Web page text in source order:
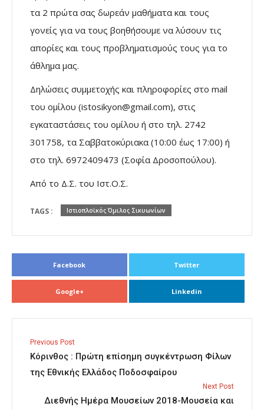
τα 2 πρώτα σας δωρεάν μαθήματα και τους
γονείς για να τους βοηθήσουμε να λύσουν τις
απορίες και τους προβληματισμούς τους για το
άθλημα μας.
Δηλώσεις συμμετοχής και πληροφορίες στο mail
του ομίλου (istosikyon@gmail.com), στις
εγκαταστάσεις του ομίλου ή στο τηλ. 2742
301758, τα Σαββατοκύριακα (10:00 έως 17:00) ή
στο τηλ. 6972409473 (Σοφία Δροσοπούλου).
Από το Δ.Σ. του Ιστ.Ο.Σ.
TAGS : Ιστιοπλοϊκός Όμιλος Σικυωνίων
Facebook Twitter
Google+ Linkedin
Previous Post
Κόρινθος : Πρώτη επίσημη συγκέντρωση Φίλων
της Εθνικής Ελλάδος Ποδοσφαίρου
Next Post
Διεθνής Ημέρα Μουσείων 2018-Μουσεία και